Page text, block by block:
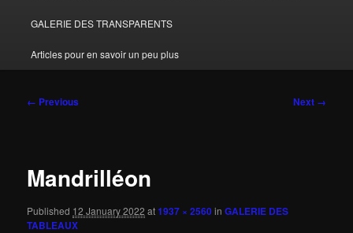
GALERIE DES TRANSPARENTS
Articles pour en savoir un peu plus
Image
← Previous Next →
Mandrilléon
Published 12 January 2022 at1937 × 2560inGALERIE DES
TABLEAUX